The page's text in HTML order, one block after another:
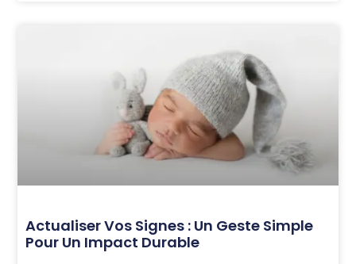
Actualiser Vos Signes : Un Geste Simple
Pour Un Impact Durable